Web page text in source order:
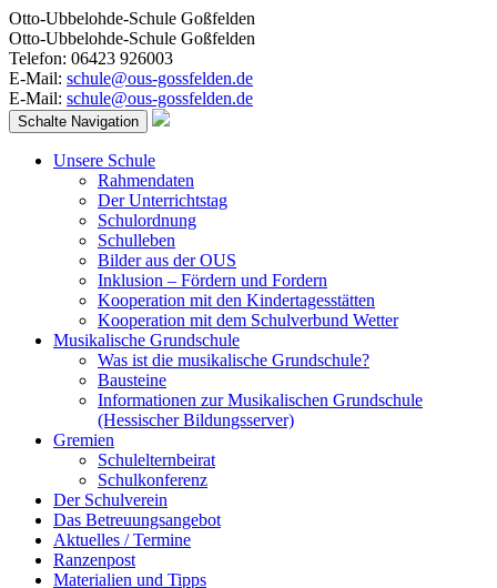
Otto-Ubbelohde-Schule Goßfelden
Otto-Ubbelohde-Schule Goßfelden
Telefon: 06423 926003
E-Mail: schule@ous-gossfelden.de
E-Mail: schule@ous-gossfelden.de
Schalte Navigation
Unsere Schule
Rahmendaten
Der Unterrichtstag
Schulordnung
Schulleben
Bilder aus der OUS
Inklusion – Fördern und Fordern
Kooperation mit den Kindertagesstätten
Kooperation mit dem Schulverbund Wetter
Musikalische Grundschule
Was ist die musikalische Grundschule?
Bausteine
Informationen zur Musikalischen Grundschule
(Hessischer Bildungsserver)
Gremien
Schulelternbeirat
Schulkonferenz
Der Schulverein
Das Betreuungsangebot
Aktuelles / Termine
Ranzenpost
Materialien und Tipps